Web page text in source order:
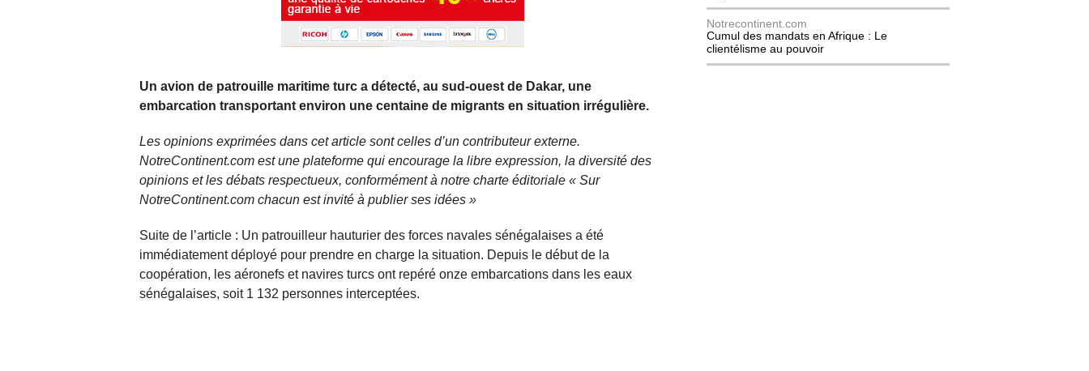
Un avion de patrouille maritime turc a détecté, au sud-ouest de Dakar, une
embarcation transportant environ une centaine de migrants en situation irrégulière.
Les opinions exprimées dans cet article sont celles d’un contributeur externe.
NotreContinent.com est une plateforme qui encourage la libre expression, la diversité des
opinions et les débats respectueux, conformément à notre charte éditoriale « Sur
NotreContinent.com chacun est invité à publier ses idées »
Suite de l’article : Un patrouilleur hauturier des forces navales sénégalaises a été
immédiatement déployé pour prendre en charge la situation. Depuis le début de la
coopération, les aéronefs et navires turcs ont repéré onze embarcations dans les eaux
sénégalaises, soit 1 132 personnes interceptées.
Notrecontinent.com
Cumul des mandats en Afrique : Le
clientélisme au pouvoir